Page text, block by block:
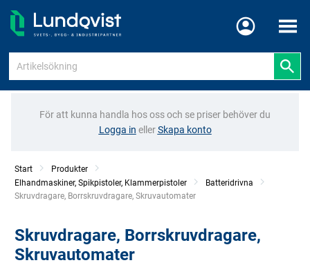
Meny
För att kunna handla hos oss och se priser behöver du
Logga in ellerSkapa konto
Start
Produkter
Elhandmaskiner, Spikpistoler, Klammerpistoler
Batteridrivna
Current:
Skruvdragare, Borrskruvdragare, Skruvautomater
Skruvdragare, Borrskruvdragare,
Skruvautomater